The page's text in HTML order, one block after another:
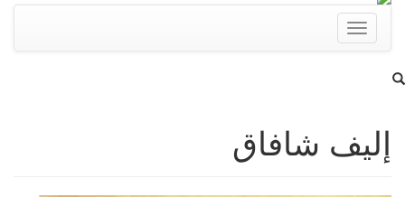
Toggle
navigation
إليف شافاق